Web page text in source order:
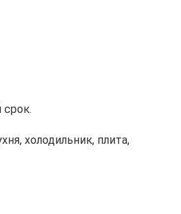
холодильник, плита,